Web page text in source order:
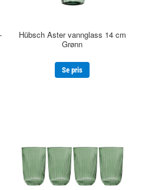
Hübsch Aster vannglass 14 cm
Grønn
Se pris